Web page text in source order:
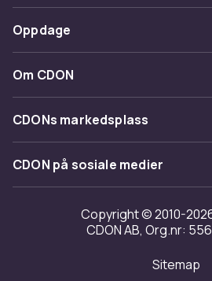
Spor pakke
Angre & returner her
Kontakt oss
Betaling
Levering
Tilbakekallinger
Oppdage
Kategorier
Varemerker
Om CDON
Om oss
Kundeanmeldelser
Jobbe på CDON
Investor relations
Tilgjengelighet
CDONs markedsplass
Merchant Help Center
CDON på sosiale medier
Copyright © 2010-
CDON AB, Org.nr:
Sitemap